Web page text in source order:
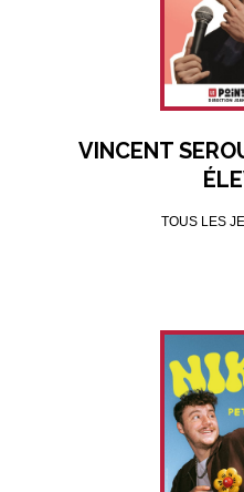
VINCENT
TOUS LES